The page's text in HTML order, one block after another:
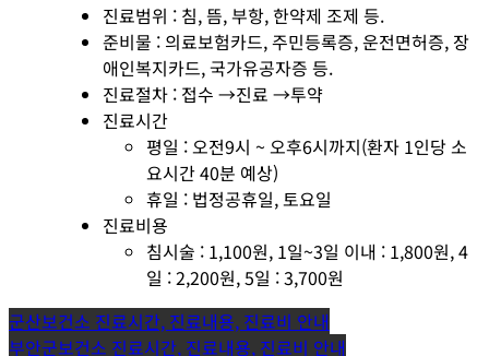
진료범위 : 침, 뜸, 부항, 한약제 조제 등.
준비물 : 의료보험카드, 주민등록증, 운전면허증, 장
애인복지카드, 국가유공자증 등.
진료절차 : 접수 →진료 →투약
진료시간
평일 : 오전9시 ~ 오후6시까지(환자 1인당 소
요시간 40분 예상)
휴일 : 법정공휴일, 토요일
진료비용
침시술 : 1,100원, 1일~3일 이내 : 1,800원, 4
일 : 2,200원, 5일 : 3,700원
글
군산보건소 진료시간, 진료내용, 진료비 안내
부안군보건소 진료시간, 진료내용, 진료비 안내